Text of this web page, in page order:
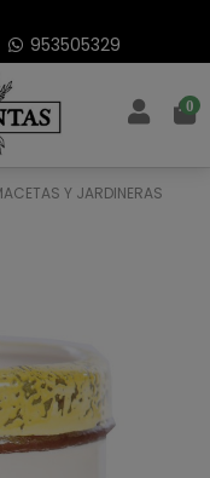
953505329
0
Y JARDINERAS